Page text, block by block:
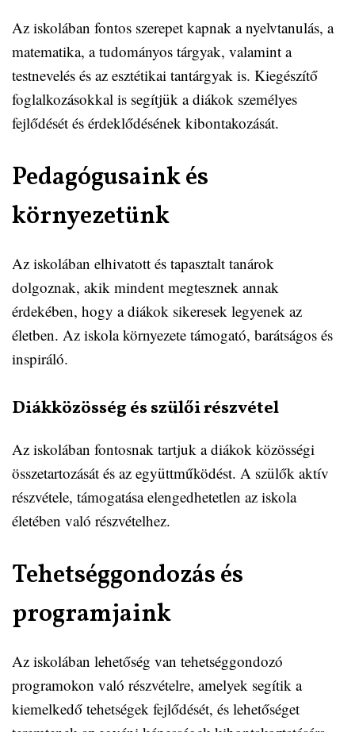
Az iskolában fontos szerepet kapnak a nyelvtanulás, a
matematika, a tudományos tárgyak, valamint a
testnevelés és az esztétikai tantárgyak is. Kiegészítő
foglalkozásokkal is segítjük a diákok személyes
fejlődését és érdeklődésének kibontakozását.
Pedagógusaink és
környezetünk
Az iskolában elhivatott és tapasztalt tanárok
dolgoznak, akik mindent megtesznek annak
érdekében, hogy a diákok sikeresek legyenek az
életben. Az iskola környezete támogató, barátságos és
inspiráló.
Diákközösség és szülői részvétel
Az iskolában fontosnak tartjuk a diákok közösségi
összetartozását és az együttműködést. A szülők aktív
részvétele, támogatása elengedhetetlen az iskola
életében való részvételhez.
Tehetséggondozás és
programjaink
Az iskolában lehetőség van tehetséggondozó
programokon való részvételre, amelyek segítik a
kiemelkedő tehetségek fejlődését, és lehetőséget